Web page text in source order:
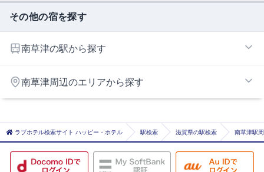
録
その他の宿を探す
南草津の駅から探す
南草津
南草津周辺のエリアから探す
大津・草津エリア
守山琵琶湖畔エリア
栗東インターエリア
ラブホテル検索サイト ハッピー・ホテル 駅検索 滋賀県の駅検索 南草津駅